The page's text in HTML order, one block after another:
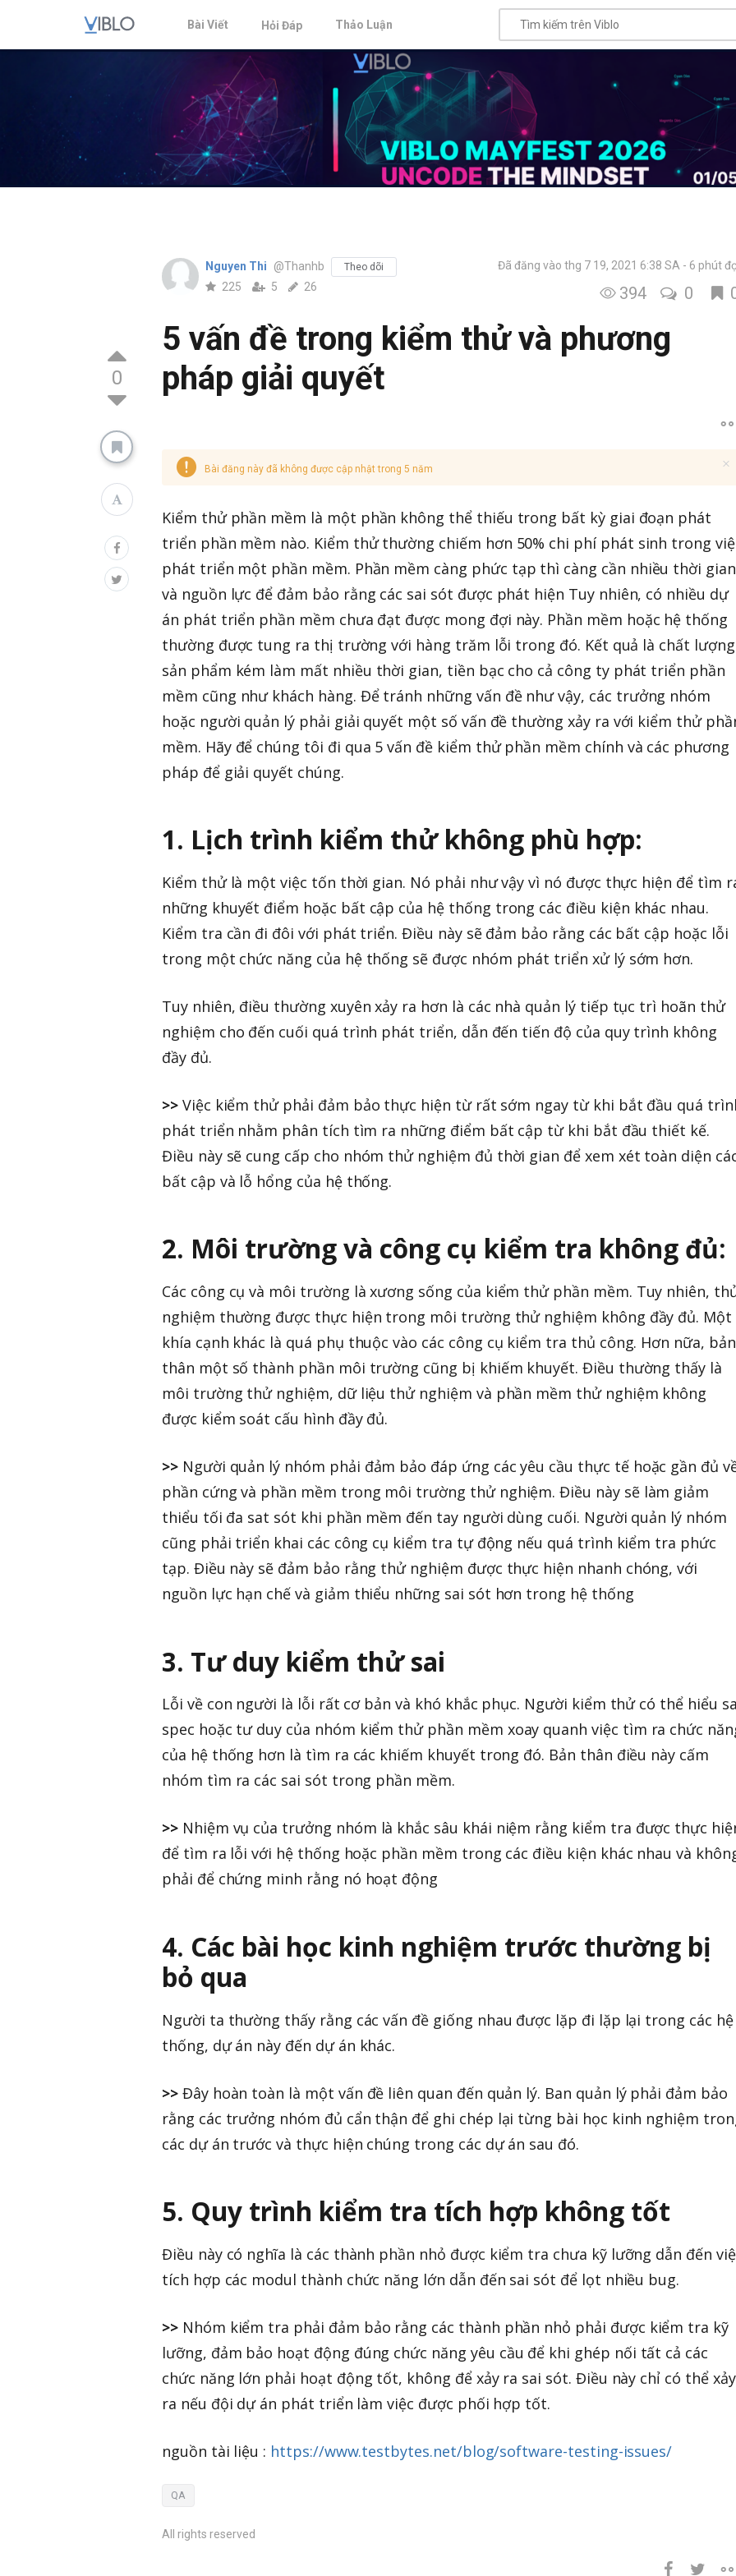
Bài Viết Hỏi Đáp Thảo Luận
0
Nguyen Thi @Thanhb Theo dõi
225 5 26
Đã đăng vào thg 7 19, 2021 6:38 SA 6 phút
394 0
5 vấn đề trong kiểm thử và phương
pháp giải quyết
Bài đăng này đã không được cập nhật trong 5 năm
Kiểm thử phần mềm là một phần không thể thiếu trong bất kỳ giai đoạn phát
triển phần mềm nào. Kiểm thử thường chiếm hơn 50% chi phí phát sinh trong
phát triển một phần mềm. Phần mềm càng phức tạp thì càng cần nhiều thời gian
và nguồn lực để đảm bảo rằng các sai sót được phát hiện Tuy nhiên, có nhiều dự
án phát triển phần mềm chưa đạt được mong đợi này. Phần mềm hoặc hệ thống
thường được tung ra thị trường với hàng trăm lỗi trong đó. Kết quả là chất lượng
sản phẩm kém làm mất nhiều thời gian, tiền bạc cho cả công ty phát triển phần
mềm cũng như khách hàng. Để tránh những vấn đề như vậy, các trưởng nhóm
hoặc người quản lý phải giải quyết một số vấn đề thường xảy ra với kiểm thử
mềm. Hãy để chúng tôi đi qua 5 vấn đề kiểm thử phần mềm chính và các phương
pháp để giải quyết chúng.
1. Lịch trình kiểm thử không phù hợp:
Kiểm thử là một việc tốn thời gian. Nó phải như vậy vì nó được thực hiện để tìm
những khuyết điểm hoặc bất cập của hệ thống trong các điều kiện khác nhau.
Kiểm tra cần đi đôi với phát triển. Điều này sẽ đảm bảo rằng các bất cập hoặc lỗi
trong một chức năng của hệ thống sẽ được nhóm phát triển xử lý sớm hơn.
Tuy nhiên, điều thường xuyên xảy ra hơn là các nhà quản lý tiếp tục trì hoãn thử
nghiệm cho đến cuối quá trình phát triển, dẫn đến tiến độ của quy trình không
đầy đủ.
>>Việc kiểm thử phải đảm bảo thực hiện từ rất sớm ngay từ khi bắt đầu quá
phát triển nhằm phân tích tìm ra những điểm bất cập từ khi bắt đầu thiết kế.
Điều này sẽ cung cấp cho nhóm thử nghiệm đủ thời gian để xem xét toàn diện
bất cập và lỗ hổng của hệ thống.
2. Môi trường và công cụ kiểm tra không đủ:
Các công cụ và môi trường là xương sống của kiểm thử phần mềm. Tuy nhiên,
nghiệm thường được thực hiện trong môi trường thử nghiệm không đầy đủ. Một
khía cạnh khác là quá phụ thuộc vào các công cụ kiểm tra thủ công. Hơn nữa, bản
thân một số thành phần môi trường cũng bị khiếm khuyết. Điều thường thấy là
môi trường thử nghiệm, dữ liệu thử nghiệm và phần mềm thử nghiệm không
được kiểm soát cấu hình đầy đủ.
>>Người quản lý nhóm phải đảm bảo đáp ứng các yêu cầu thực tế hoặc gần đủ
phần cứng và phần mềm trong môi trường thử nghiệm. Điều này sẽ làm giảm
thiểu tối đa sat sót khi phần mềm đến tay người dùng cuối. Người quản lý nhóm
cũng phải triển khai các công cụ kiểm tra tự động nếu quá trình kiểm tra phức
tạp. Điều này sẽ đảm bảo rằng thử nghiệm được thực hiện nhanh chóng, với
nguồn lực hạn chế và giảm thiểu những sai sót hơn trong hệ thống
3. Tư duy kiểm thử sai
Lỗi về con người là lỗi rất cơ bản và khó khắc phục. Người kiểm thử có thể hiểu
spec hoặc tư duy của nhóm kiểm thử phần mềm xoay quanh việc tìm ra chức
của hệ thống hơn là tìm ra các khiếm khuyết trong đó. Bản thân điều này cấm
nhóm tìm ra các sai sót trong phần mềm.
>>Nhiệm vụ của trưởng nhóm là khắc sâu khái niệm rằng kiểm tra được thực
để tìm ra lỗi với hệ thống hoặc phần mềm trong các điều kiện khác nhau và
phải để chứng minh rằng nó hoạt động
4. Các bài học kinh nghiệm trước thường bị
bỏ qua
Người ta thường thấy rằng các vấn đề giống nhau được lặp đi lặp lại trong các hệ
thống, dự án này đến dự án khác.
>>Đây hoàn toàn là một vấn đề liên quan đến quản lý. Ban quản lý phải đảm bảo
rằng các trưởng nhóm đủ cẩn thận để ghi chép lại từng bài học kinh nghiệm
các dự án trước và thực hiện chúng trong các dự án sau đó.
5. Quy trình kiểm tra tích hợp không tốt
Điều này có nghĩa là các thành phần nhỏ được kiểm tra chưa kỹ lưỡng dẫn đến
tích hợp các modul thành chức năng lớn dẫn đến sai sót để lọt nhiều bug.
>>Nhóm kiểm tra phải đảm bảo rằng các thành phần nhỏ phải được kiểm tra kỹ
lưỡng, đảm bảo hoạt động đúng chức năng yêu cầu để khi ghép nối tất cả các
chức năng lớn phải hoạt động tốt, không để xảy ra sai sót. Điều này chỉ có thể xảy
ra nếu đội dự án phát triển làm việc được phối hợp tốt.
nguồn tài liệu : https://www.testbytes.net/blog/software-testing-issues/
QA
All rights reserved